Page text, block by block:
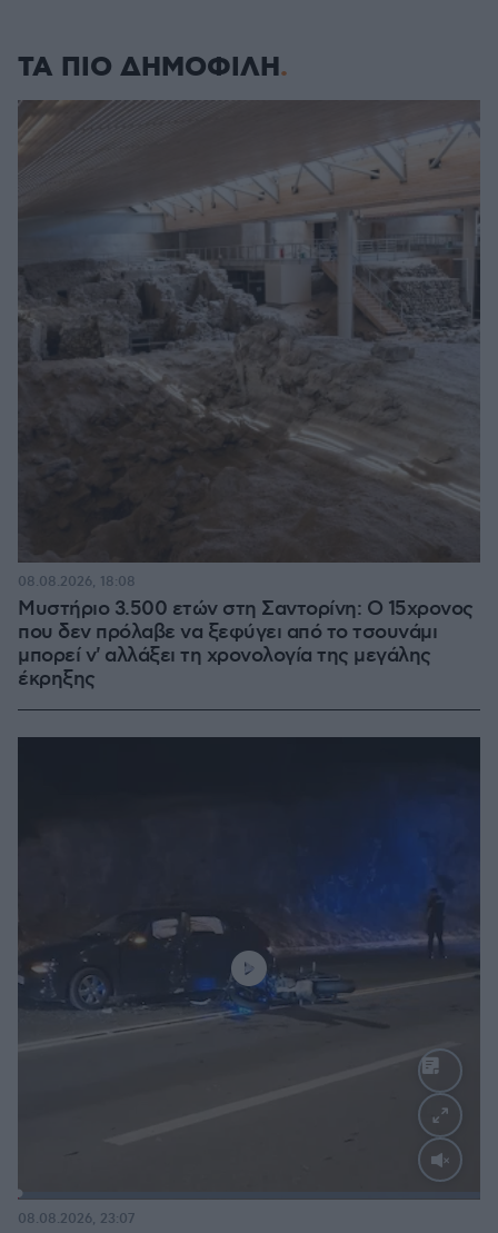
ΤΑ ΠΙΟ ΔΗΜΟΦΙΛΗ
Μυστήριο 3.500 ετών στη Σαντορίνη: Ο 15χρονος
που δεν πρόλαβε να ξεφύγει από το τσουνάμι
μπορεί ν' αλλάξει τη χρονολογία της μεγάλης
έκρηξης
08.08.2026, 18:08
08.08.2026, 23:07